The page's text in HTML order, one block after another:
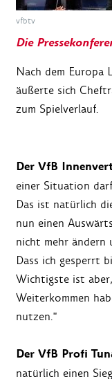
vfbtv
Die
Nach dem Europa
äußerte sich
zum Spielverlauf.
Der VfB
einer Situation
Das ist natürlich
nun einen
nicht mehr ändern
Dass ich gesperrt
Wichtigste ist
Weiterkommen
nutzen."
Der VfB Profi
natürlich einen